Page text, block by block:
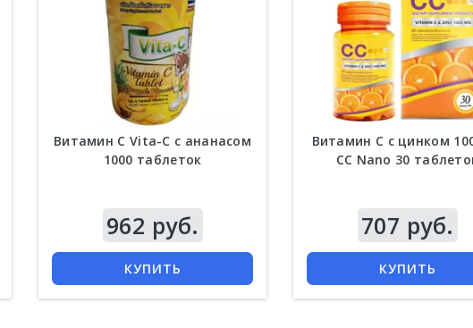
Витамин С Vita-C с ананасом
1000 таблеток
962 руб.
КУПИТЬ
Витамин С с цинком
СС Nano 30
707 руб.
КУПИТЬ